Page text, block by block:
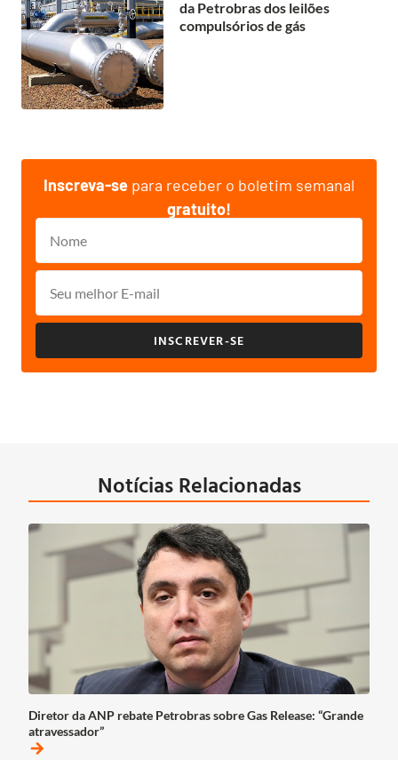
da Petrobras dos leilões
compulsórios de gás
Inscreva-se para receber o boletim semanal
gratuito!
INSCREVER-SE
Notícias Relacionadas
Diretor da ANP rebate Petrobras sobre Gas Release: “Grande
atravessador”
arrow_forward